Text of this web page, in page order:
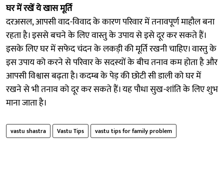
घर में रखें ये खास मूर्ति
दरअसल, आपसी वाद-विवाद के कारण परिवार में तनावपूर्ण माहौल बना
रहता है। इससे बचने के लिए वास्तु के उपाय से इसे दूर कर सकते हैं।
इसके लिए घर में सफेद चंदन के लकड़ी की मूर्ति रखनी चाहिए। वास्तु के
इस उपाय को करने से परिवार के सदस्यों के बीच तनाव कम होता है और
आपसी विश्वास बढ़ता है। कदम्ब के पेड़ की छोटी सी डाली को घर में
रखने से भी तनाव को दूर कर सकते हैं। यह पौधा सुख-शांति के लिए शुभ
माना जाता है।
vastu shastra Vastu Tips vastu tips for family problem